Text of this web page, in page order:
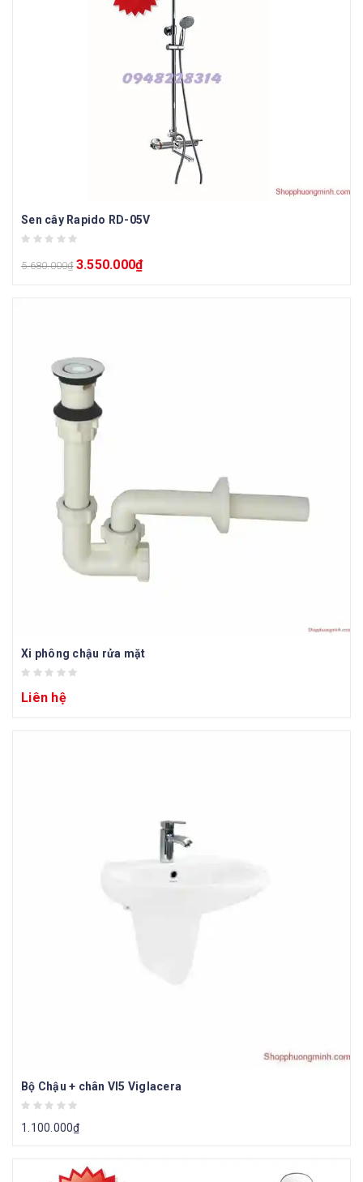
Sen cây Rapido RD-05V
5.680.000₫ 3.550.000₫
Xi phông chậu rửa mặt
Liên hệ
Bộ Chậu + chân VI5 Viglacera
1.100.000₫